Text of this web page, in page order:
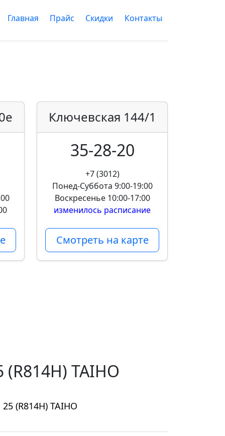
Главная Прайс Скидки Контакты
Ключевская 144/1
35-28-20
+7 (3012)
Понед-Суббота 9:00-19:00
Воскресенье 10:00-17:00
изменилось расписание
Смотреть на карте
TAIHO
(R814H) TAIHO